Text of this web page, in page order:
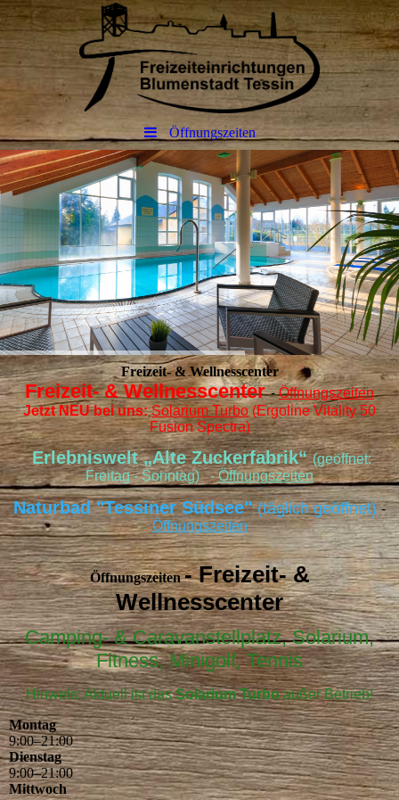
Öffnungszeiten
Freizeit- & Wellnesscenter
Freizeit- & Wellnesscenter-Öffnungszeiten
Jetzt NEU bei uns: Solarium Turbo(Ergoline Vitality 50
Fusion Spectra)
Erlebniswelt „Alte Zuckerfabrik“(geöffnet:
Freitag - Sonntag) -Öffnungszeiten
Naturbad "Tessiner Südsee"(täglich geöffnet)-
Öffnungszeiten
Öffnungszeiten- Freizeit- &
Wellnesscenter
Camping- & Caravanstellplatz, Solarium,
Fitness, Minigolf, Tennis
Hinweis: Aktuell ist dasSolarium Turboaußer Betrieb!
Montag
9:00–21:00
Dienstag
9:00–21:00
Mittwoch